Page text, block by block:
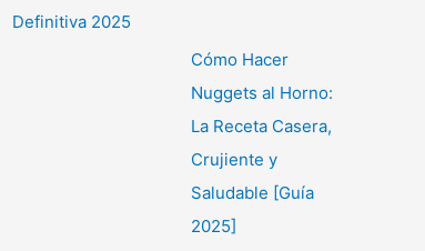
Definitiva 2025
Cómo Hacer
Nuggets al Horno:
La Receta Casera,
Crujiente y
Saludable [Guía
2025]